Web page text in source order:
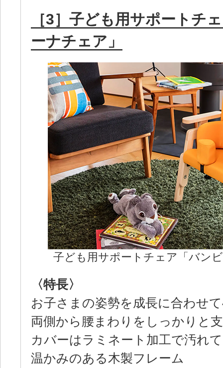
［3］子ども用サポートチ
ーナチェア」
子ども用サポートチェア「バン
〈特長〉
お子さまの姿勢を成長に合わせ
両側から腰まわりをしっかりと
カバーはラミネート加工で汚れ
温かみのある木製フレーム